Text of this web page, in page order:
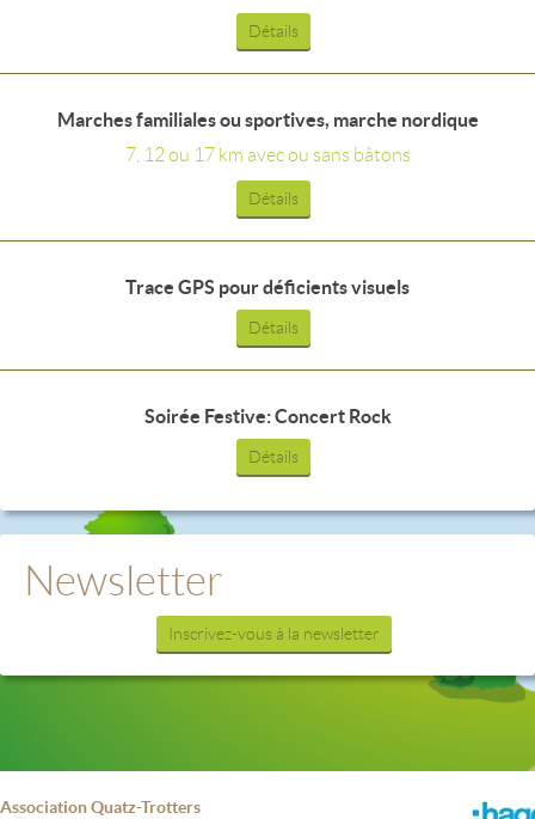
Détails
Marches familiales ou sportives, marche nordique
7, 12 ou 17 km avec ou sans bâtons
Détails
Trace GPS pour déficients visuels
Détails
Soirée Festive: Concert Rock
Détails
Newsletter
Inscrivez-vous à la newsletter
Association Quatz-Trotters